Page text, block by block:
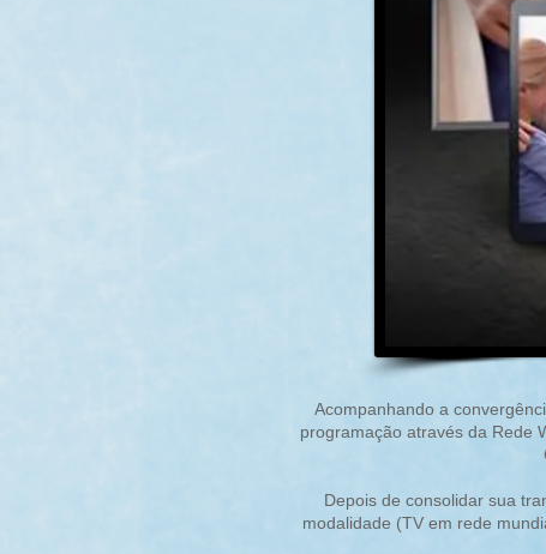
Acompanhando a
programação através da Rede
Depois de consolidar sua
modalidade (TV em rede